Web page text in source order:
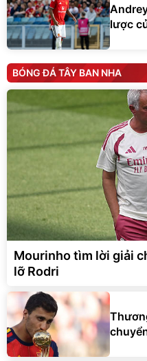
lược
BÓNG ĐÁ TÂY BAN NHA
Mourinho tìm lời giải
lỡ Rodri